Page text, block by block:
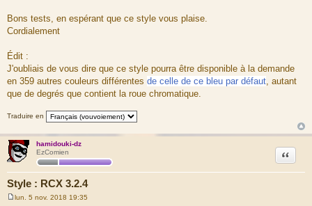
Bons tests, en espérant que ce style vous plaise.
Cordialement
Édit :
J'oubliais de vous dire que ce style pourra être disponible à la demande
en 359 autres couleurs différentes de celle de ce bleu par défaut, autant
que de degrés que contient la roue chromatique.
Traduire en
hamidouki-dz
EzComien
Style : RCX 3.2.4
Citation
lun. 5 nov. 2018 19:35